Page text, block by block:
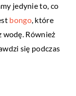
jedynie to, co
bongo, które
wodę. Również
się podczas